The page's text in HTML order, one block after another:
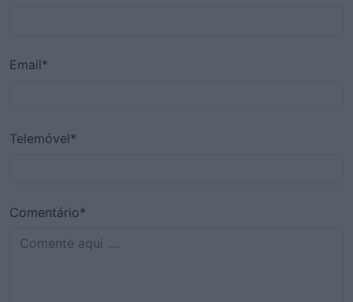
Email*
Telemóvel*
Comentário*